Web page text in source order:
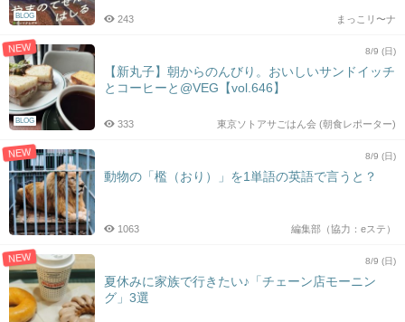
BLOG まっこリ〜ナ
243
NEW
BLOG
8/9 (日)
【新丸子】朝からのんびり。おいしいサンドイッチ
とコーヒーと@VEG【vol.646】
東京ソトアサごはん会 (朝食レポーター)
333
NEW 8/9 (日)
動物の「檻（おり）」を1単語の英語で言うと？
編集部（協力：eステ）
1063
NEW 8/9 (日)
夏休みに家族で行きたい♪「チェーン店モーニン
グ」3選